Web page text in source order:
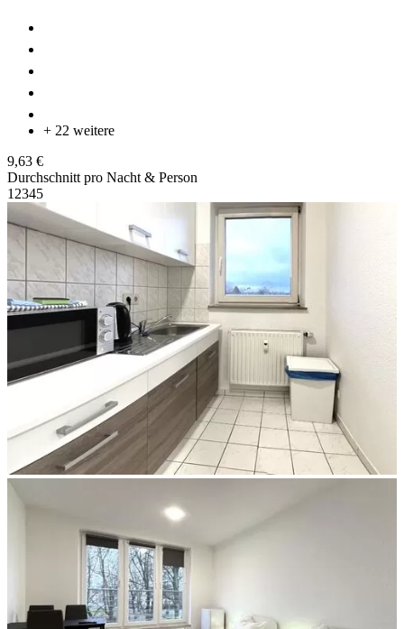
+ 22 weitere
9,63 €
Durchschnitt pro Nacht & Person
1 2345